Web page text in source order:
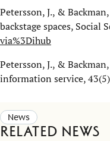
Petersson, J., &
backstage spaces, Social
via%3Dihub
Petersson, J., &
information service,
News
Related news